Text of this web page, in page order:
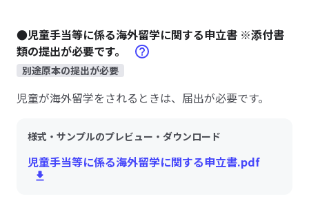
●児童手当等に係る海外留学に関する申立書 ※添付書
類の提出が必要です。
別途原本の提出が必要
児童が海外留学をされるときは、届出が必要です。
様式・サンプルのプレビュー・ダウンロード
児童手当等に係る海外留学に関する申立書.pdf